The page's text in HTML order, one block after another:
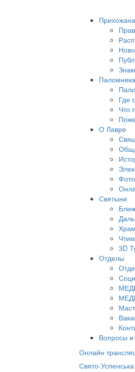
Где
Что
О Лавре
Святыни
3D
Отделы
Вопросы и
Онлайн
12 сентября
Свято-